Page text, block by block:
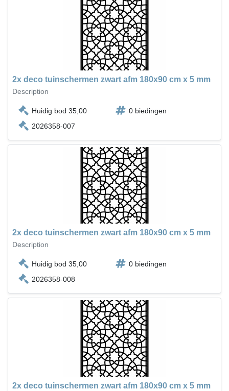
2x deco tuinschermen zwart afm 180x90 cm x 5 mm
Description
Huidig bod 35,00
0 biedingen
2026358-007
2x deco tuinschermen zwart afm 180x90 cm x 5 mm
Description
Huidig bod 35,00
0 biedingen
2026358-008
2x deco tuinschermen zwart afm 180x90 cm x 5 mm